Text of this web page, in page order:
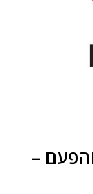
–